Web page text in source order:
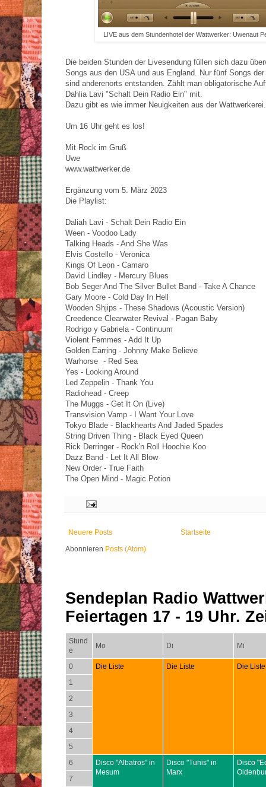
LIVE aus dem Stundenhotel der Wattwerker: Uwenaut
Die beiden Stunden der Livesendung füllen sich dazu
Songs aus den USA und aus England. Nur fünf Songs
sind anderenorts entstanden. Zählt man obligatorische
Dahlia Lavi "Schalt Dein Radio Ein" mit.
Dazu gibt es wie immer Neuigkeiten aus der Wattwerkerei.
Um 16 Uhr geht es los!
Mit Rock im Gruß
Uwe
www.wattwerker.de
Ergänzung vom 5. März 2023
Die Playlist:
Daliah Lavi - Schalt Dein Radio Ein
Ween - Voodoo Lady
Talking Heads - And She Was
Elvis Costello - Veronica
Kings Of Leon - Camaro
David Lindley - Mercury Blues
Bob Seger And The Silver Bullet Band - Take A Chance
Gary Moore - Cold Day In Hell
Wooden Shjips - These Shadows (Acoustic Version)
Creedence Clearwater Revival - Pagan Baby
Rodrigo y Gabriela - Continuum
Violent Femmes - Add It Up
Golden Earring - Johnny Make Believe
Warhorse
	-
Red Sea
Yes - Looking Around
Led Zeppelin - Thank You
Radiohead - Creep
The Muggs - Get It On (Live)
Transvision Vamp - I Want Your Love
Tokyo Blade - Blackhearts And Jaded Spades
String Driven Thing - Black Eyed Queen
Rick Derringer - Rock'n Roll Hoochie Koo
Dazz Band - Let It All Blow
New Order - True Faith
The Open Mind - Magic Potion
Neuere Posts
Startseite
Abonnieren Posts (Atom)
Sendeplan Radio
Feiertagen 17 - 19 Uhr.
Stund
e
Mo Di Mi
0 Die Liste Die Liste
Die Liste
1
2
3
4
5
6
Disco "Albatros" in
Mesum
Disco "Tunis" in
Marx
Disco
7